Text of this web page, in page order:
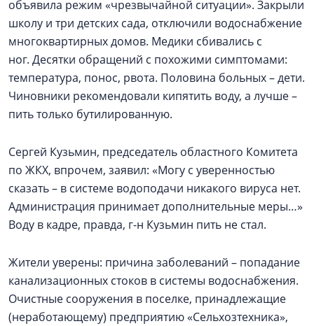
объявила режим «чрезвычайной ситуации». Закрыли
школу и три детских сада, отключили водоснабжение
многоквартирных домов. Медики сбивались с
ног. Десятки обращений с похожими симптомами:
температура, понос, рвота. Половина больных – дети.
Чиновники рекомендовали кипятить воду, а лучше –
пить только бутилированную.
Сергей Кузьмин, председатель областного Комитета
по ЖКХ, впрочем, заявил: «Могу с уверенностью
сказать – в системе водоподачи никакого вируса нет.
Администрация принимает дополнительные меры…»
Воду в кадре, правда, г-н Кузьмин пить не стал.
Жители уверены: причина заболеваний – попадание
канализационных стоков в системы водоснабжения.
Очистные сооружения в поселке, принадлежащие
(неработающему) предприятию «Сельхозтехника»,